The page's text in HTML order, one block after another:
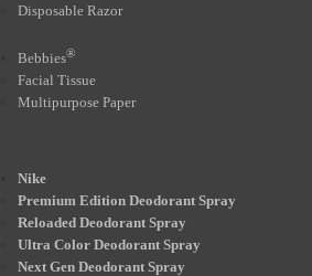
Disposable Razor
Bebbies®
Facial Tissue
Multipurpose Paper
Nike
Premium Edition Deodorant Spray
Reloaded Deodorant Spray
Ultra Color Deodorant Spray
Next Gen Deodorant Spray